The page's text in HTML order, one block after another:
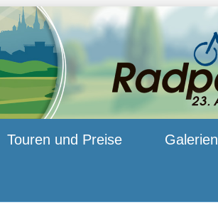
Touren und Preise Galerien